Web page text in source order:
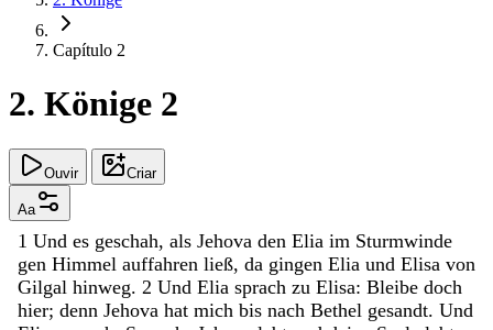
Capítulo 2
2. Könige 2
Ouvir Criar
Aa
1 Und es geschah, als Jehova den Elia im Sturmwinde
gen Himmel auffahren ließ, da gingen Elia und Elisa von
Gilgal hinweg. 2 Und Elia sprach zu Elisa: Bleibe doch
hier; denn Jehova hat mich bis nach Bethel gesandt. Und